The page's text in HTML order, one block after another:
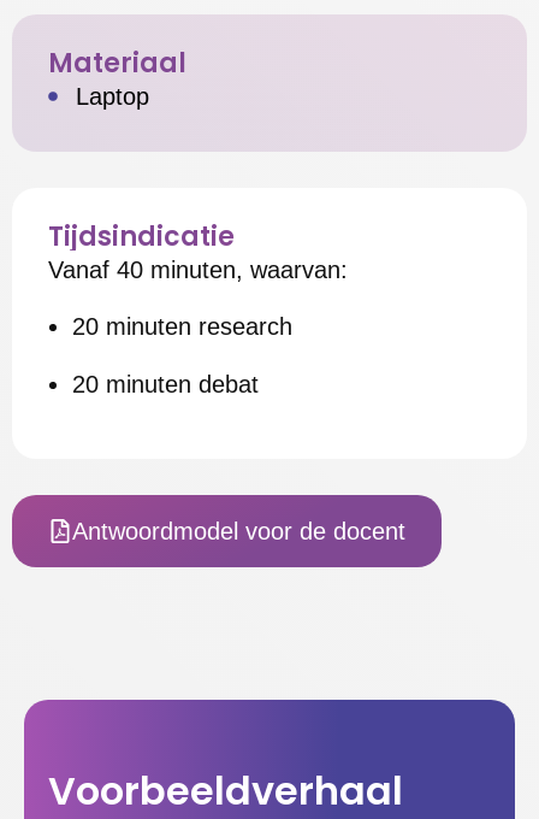
Materiaal
Laptop
Tijdsindicatie
Vanaf 40 minuten, waarvan:
20 minuten research
20 minuten debat
Antwoordmodel voor de docent
Voorbeeldverhaal